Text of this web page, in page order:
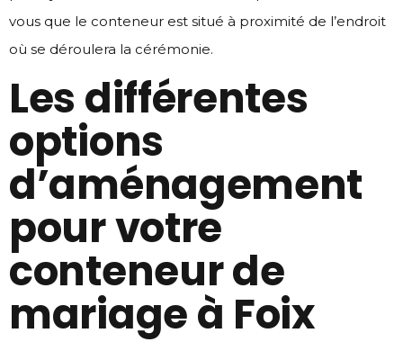
vous que le conteneur est situé à proximité de l’endroit
où se déroulera la cérémonie.
Les différentes
options
d’aménagement
pour votre
conteneur de
mariage à Foix